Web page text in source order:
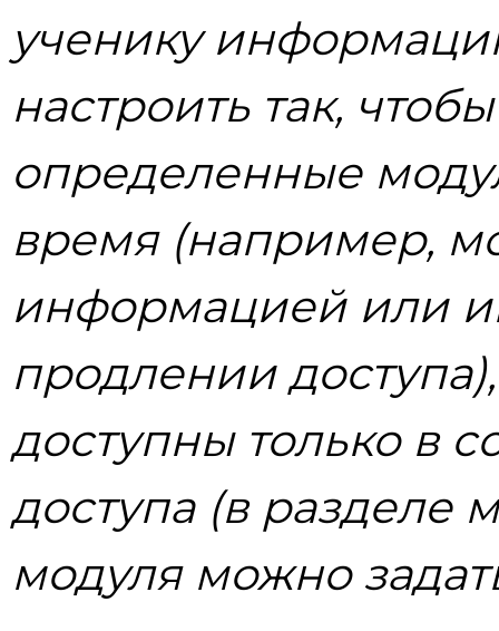
ученику
настроить так,
определенные
время (например,
информацией или
продлении
доступны только в
доступа (в разделе
модуля можно